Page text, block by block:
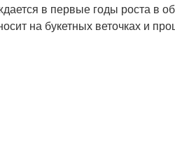
в первые годы роста в
на букетных веточках и